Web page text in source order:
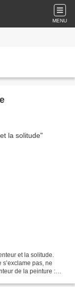
MENU
et la solitude.
pas, ne
de la peinture :